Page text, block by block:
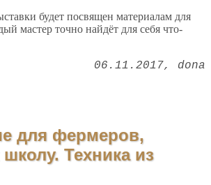
будет посвящен материалам для
мастер точно найдёт для себя что-
06.11.2017 dona
для фермеров,
Техника из